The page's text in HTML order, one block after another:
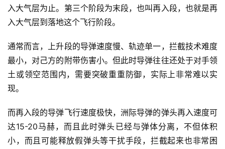
入大气层为止。第三个阶段为末段，也叫再入段，也就是再
入大气层到落地这个飞行阶段。
通常而言，上升段的导弹速度慢、轨迹单一，拦截技术难度
最小，对己方的附带伤害小。但此时导弹往往还处于对手领
土或领空范围内，需要突破重重防御，实际上非常难以实
现。
而再入段的导弹飞行速度极快，洲际导弹的弹头再入速度可
达15-20马赫，而且此时弹头已经与弹体分离，不但体积
小，而且可能释放假弹头等干扰手段，拦截起来也非常困